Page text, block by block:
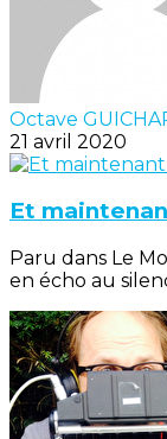
Octave
21 avril 2020
Et
Paru dans Le
en écho au